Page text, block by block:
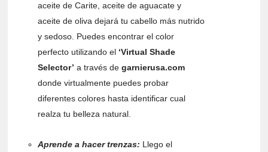
aceite de Carite, aceite de aguacate y
aceite de oliva dejará tu cabello más nutrido
y sedoso. Puedes encontrar el color
perfecto utilizando el ‘Virtual Shade
Selector’ a través degarnierusa.com
donde virtualmente puedes probar
diferentes colores hasta identificar cual
realza tu belleza natural.
Aprende a hacer trenzas: Llego el